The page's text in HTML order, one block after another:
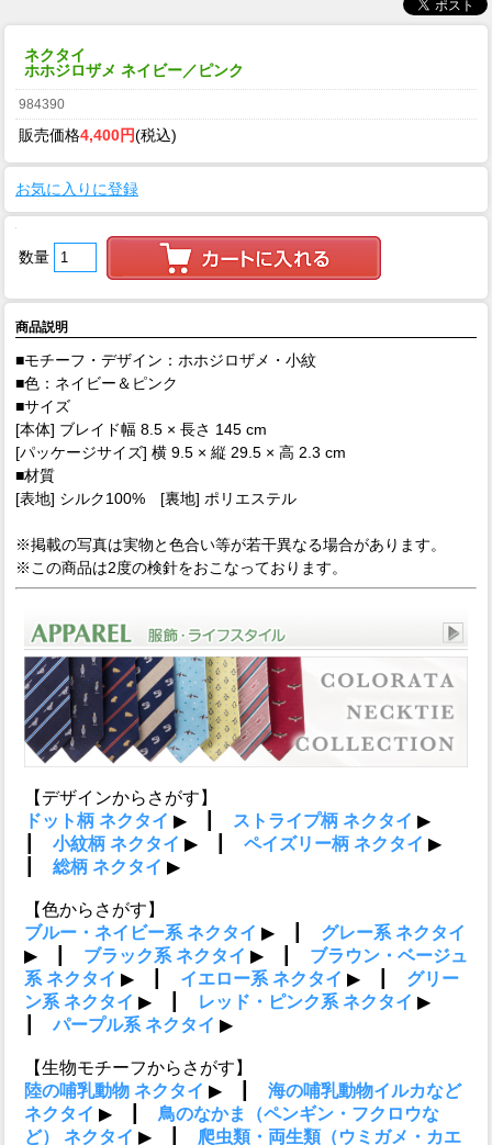
ネクタイ
ホホジロザメ ネイビー／ピンク
984390
販売価格4,400円(税込)
お気に入りに登録
数量
商品説明
■モチーフ・デザイン：ホホジロザメ・小紋
■色：ネイビー＆ピンク
■サイズ
[本体] ブレイド幅 8.5 × 長さ 145 cm
[パッケージサイズ] 横 9.5 × 縦 29.5 × 高 2.3 cm
■材質
[表地] シルク100% [裏地] ポリエステル
※掲載の写真は実物と色合い等が若干異なる場合があります。
※この商品は2度の検針をおこなっております。